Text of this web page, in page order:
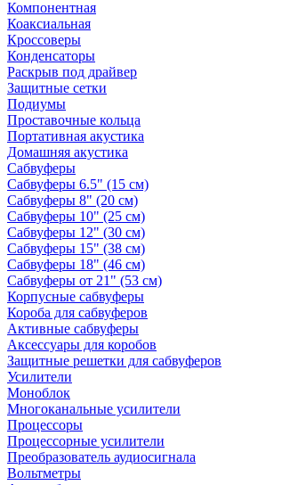
Компонентная
Коаксиальная
Кроссоверы
Конденсаторы
Раскрыв под драйвер
Защитные сетки
Подиумы
Проставочные кольца
Портативная акустика
Домашняя акустика
Сабвуферы
Сабвуферы 6.5" (15 см)
Сабвуферы 8" (20 см)
Сабвуферы 10" (25 см)
Сабвуферы 12" (30 см)
Сабвуферы 15" (38 см)
Сабвуферы 18" (46 см)
Сабвуферы от 21" (53 см)
Корпусные сабвуферы
Короба для сабвуферов
Активные сабвуферы
Аксессуары для коробов
Защитные решетки для сабвуферов
Усилители
Моноблок
Многоканальные усилители
Процессоры
Процессорные усилители
Преобразователь аудиосигнала
Вольтметры